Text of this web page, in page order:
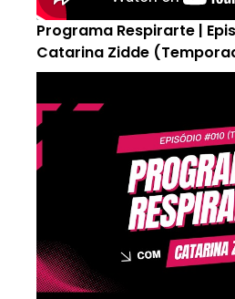
Programa Respirarte |
Catarina Zidde